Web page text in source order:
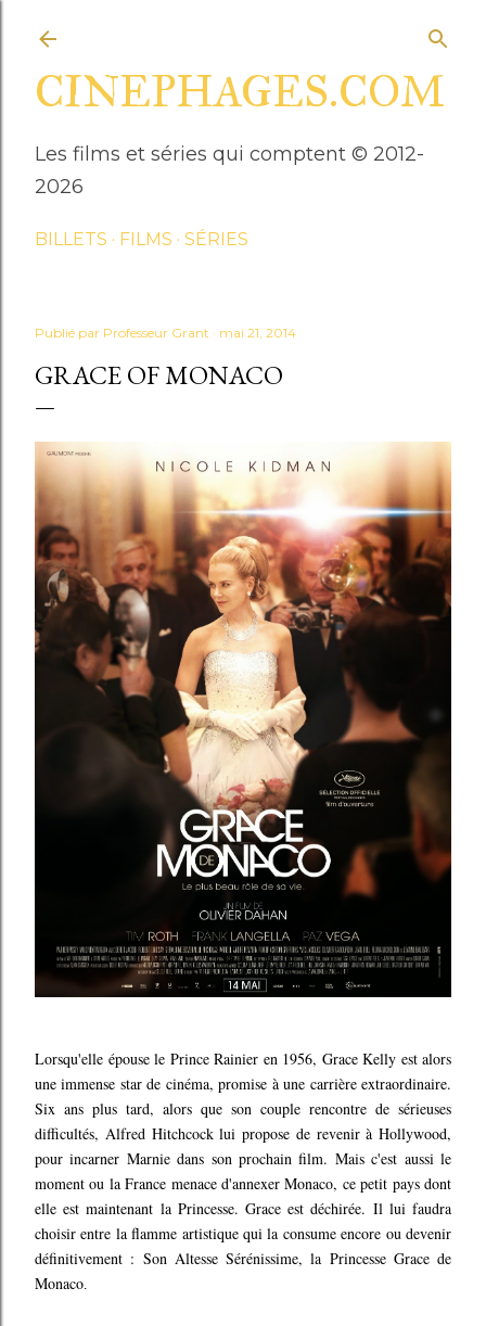
CINEPHAGES.COM
Les films et séries qui comptent © 2012-
2026
BILLETS FILMS SÉRIES
Publié par Professeur Grant mai 21, 2014
GRACE OF MONACO
Lorsqu'elle épouse le Prince Rainier en 1956, Grace Kelly est alors
une immense star de cinéma, promise à une carrière extraordinaire.
Six ans plus tard, alors que son couple rencontre de sérieuses
difficultés, Alfred Hitchcock lui propose de revenir à Hollywood,
pour incarner Marnie dans son prochain film. Mais c'est aussi le
moment ou la France menace d'annexer Monaco, ce petit pays dont
elle est maintenant la Princesse. Grace est déchirée. Il lui faudra
choisir entre la flamme artistique qui la consume encore ou devenir
définitivement : Son Altesse Sérénissime, la Princesse Grace de
Monaco.